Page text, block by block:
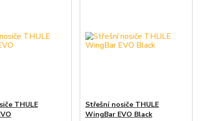
THULE
Střešní nosiče THULE
WingBar EVO Black